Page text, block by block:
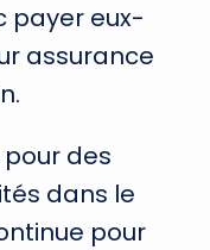
payer eux-
assurance
des
dans le
pour